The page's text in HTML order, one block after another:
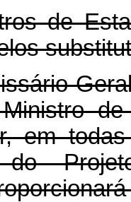
de
em
do